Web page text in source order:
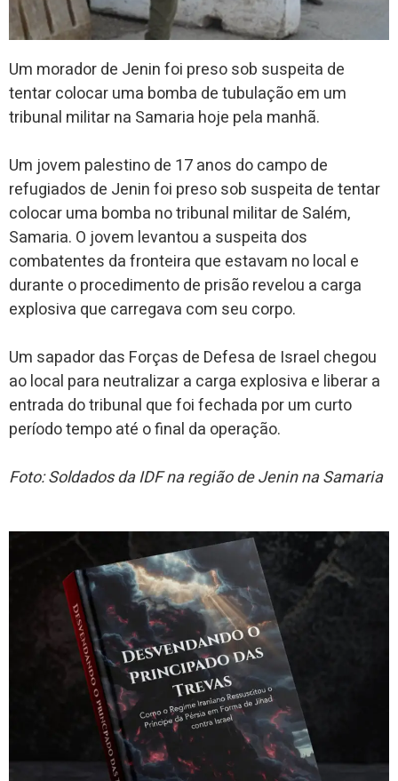
Um morador de Jenin foi preso sob suspeita de
tentar colocar uma bomba de tubulação em um
tribunal militar na Samaria hoje pela manhã.
Um jovem palestino de 17 anos do campo de
refugiados de Jenin foi preso sob suspeita de tentar
colocar uma bomba no tribunal militar de Salém,
Samaria. O jovem levantou a suspeita dos
combatentes da fronteira que estavam no local e
durante o procedimento de prisão revelou a carga
explosiva que carregava com seu corpo.
Um sapador das Forças de Defesa de Israel chegou
ao local para neutralizar a carga explosiva e liberar a
entrada do tribunal que foi fechada por um curto
período tempo até o final da operação.
Foto: Soldados da IDF na região de Jenin na Samaria